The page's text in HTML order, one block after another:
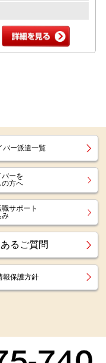
バー派遣一覧
バーを
の方へ
サポート
み
るご質問
報保護方針